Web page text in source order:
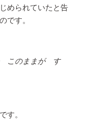
められていたと告
です。
このままが す
す。